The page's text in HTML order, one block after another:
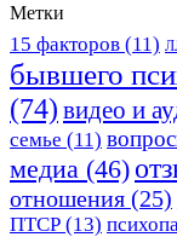
Метки
15 факторов (11)
бывшего
(74) видео и
семье (11)
медиа (46)
отношения (25)
ПТСР (13)